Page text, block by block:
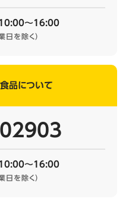
～16:00
日を除く）
食品について
～16:00
日を除く）